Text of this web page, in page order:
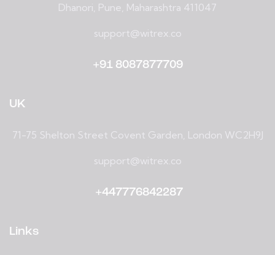
Dhanori, Pune, Maharashtra 411047
support@witrex.co
+91 8087877709
UK
71-75 Shelton Street Covent Garden, London WC2H9J
support@witrex.co
+447776842287
Links